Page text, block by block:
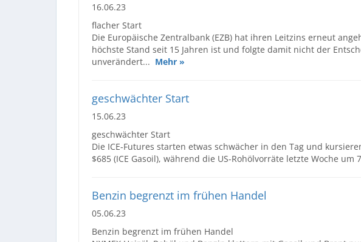
16.06.23
flacher Start
Die Europäische Zentralbank (EZB) hat ihren Leitzins erneut
höchste Stand seit 15 Jahren ist und folgte damit nicht der
unverändert... Mehr »
geschwächter Start
15.06.23
geschwächter Start
Die ICE-Futures starten etwas schwächer in den Tag und
$685 (ICE Gasoil), während die US-Rohölvorräte letzte Woche
Benzin begrenzt im frühen Handel
05.06.23
Benzin begrenzt im frühen Handel